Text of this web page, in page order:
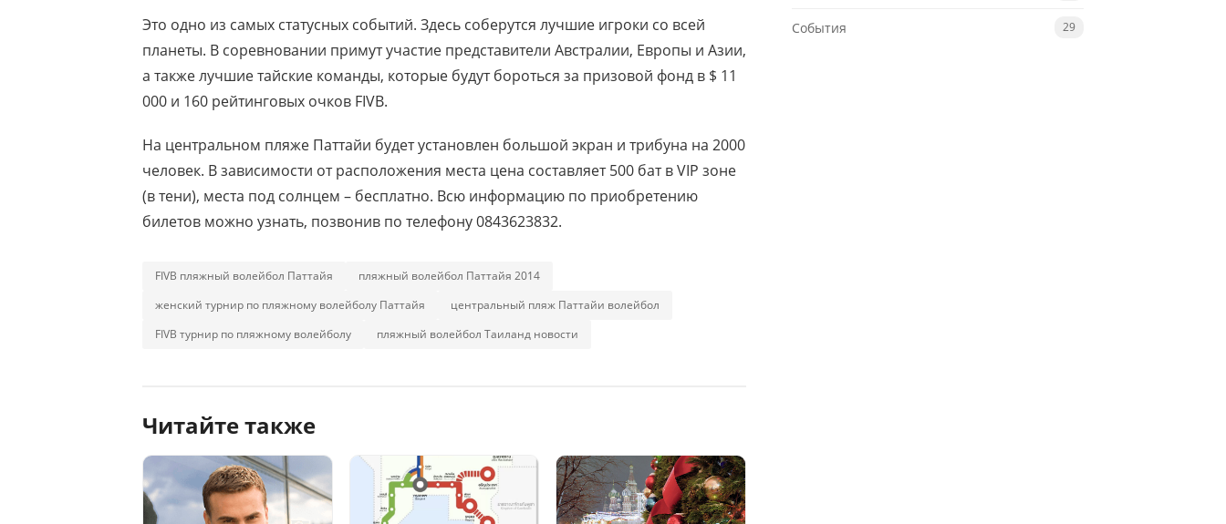
Это одно из самых статусных событий. Здесь соберутся лучшие игроки со всей
планеты. В соревновании примут участие представители Австралии, Европы и Азии,
а также лучшие тайские команды, которые будут бороться за призовой фонд в $ 11
000 и 160 рейтинговых очков FIVB.
На центральном пляже Паттайи будет установлен большой экран и трибуна на 2000
человек. В зависимости от расположения места цена составляет 500 бат в VIP зоне
(в тени), места под солнцем – бесплатно. Всю информацию по приобретению
билетов можно узнать, позвонив по телефону 0843623832.
FIVB пляжный волейбол Паттайя
пляжный волейбол Паттайя 2014
женский турнир по пляжному волейболу Паттайя
центральный пляж Паттайи волейбол
FIVB турнир по пляжному волейболу
пляжный волейбол Таиланд новости
Читайте также
События 29